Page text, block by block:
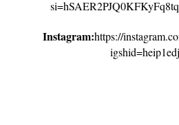
Instagram:https://